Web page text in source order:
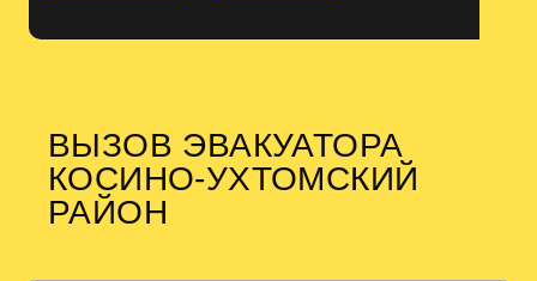
ВЫЗОВ ЭВАКУАТОРА
КОСИНО-УХТОМСКИЙ
РАЙОН